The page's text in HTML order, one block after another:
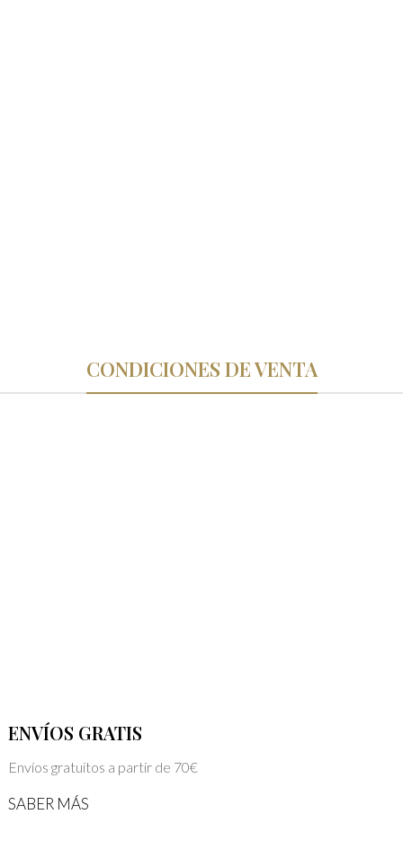
CONDICIONES DE VENTA
ENVÍOS GRATIS
Envíos gratuitos a partir de 70€
SABER MÁS